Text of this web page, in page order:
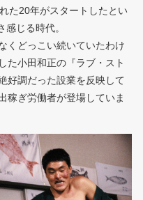
た20年がスタートしたとい
じる時代。
くどっこい続いていたわけ
た小田和正の『ラブ・スト
好調だった設業を反映して
稼ぎ労働者が登場していま